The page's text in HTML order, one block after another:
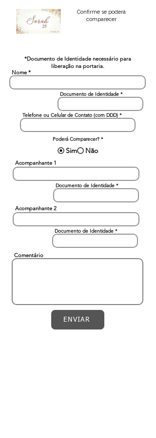
Confirme se poderá
comparecer
*Documento de Identidade necessário para
liberação na portaria.
Nome
Documento de Identidade
Telefone ou Celular de Contato (com DDD)
Poderá Comparecer? *
Sim Não
Acompanhante 1
Documento de Identidade
Acompanhante 2
Documento de Identidade
Comentário
ENVIAR